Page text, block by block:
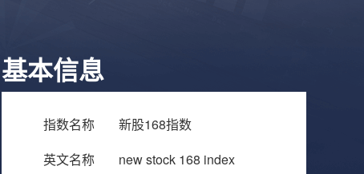
基本信息
指数名称
新股168指数
英文名称
new stock 168 index